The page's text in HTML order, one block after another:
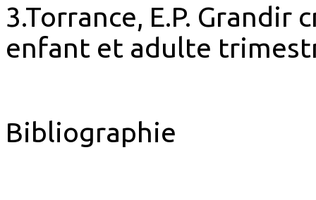
3.Torrance, E.P.
enfant et adulte
Bibliographie